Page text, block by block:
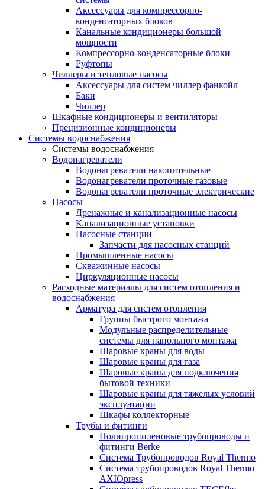
Аксессуары для компрессорно-
конденсаторных блоков
Канальные кондиционеры большой
мощности
Компрессорно-конденсаторные блоки
Руфтопы
Чиллеры и тепловые насосы
Аксессуары для систем чиллер фанкойл
Баки
Чиллер
Шкафные кондиционеры и вентиляторы
Прецизионные кондиционеры
Системы водоснабжения
Системы водоснабжения
Водонагреватели
Водонагреватели накопительные
Водонагреватели проточные газовые
Водонагреватели проточные электрические
Насосы
Дренажные и канализационные насосы
Канализационные установки
Насосные станции
Запчасти для насосных станций
Промышленные насосы
Скважинные насосы
Циркуляционные насосы
Расходные материалы для систем отопления и
водоснабжения
Арматура для систем отопления
Группы быстрого монтажа
Модульные распределительные
системы для напольного монтажа
Шаровые краны для воды
Шаровые краны для газа
Шаровые краны для подключения
бытовой техники
Шаровые краны для тяжелых условий
эксплуатации
Шкафы коллекторные
Трубы и фитинги
Полипропиленовые трубопроводы и
фитинги Berke
Система Трубопроводов Royal Thermo
Система трубопроводов Royal Thermo
AXIOpress